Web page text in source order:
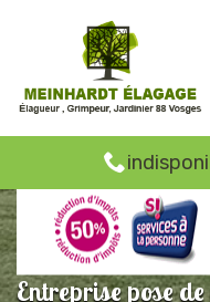
Entreprise pose